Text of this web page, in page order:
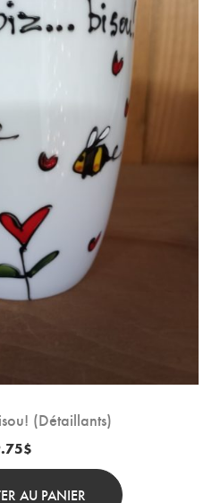
(Détaillants)
$
AU PANIER